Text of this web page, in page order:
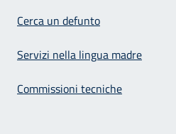
Cerca un defunto
Servizi nella lingua madre
Commissioni tecniche